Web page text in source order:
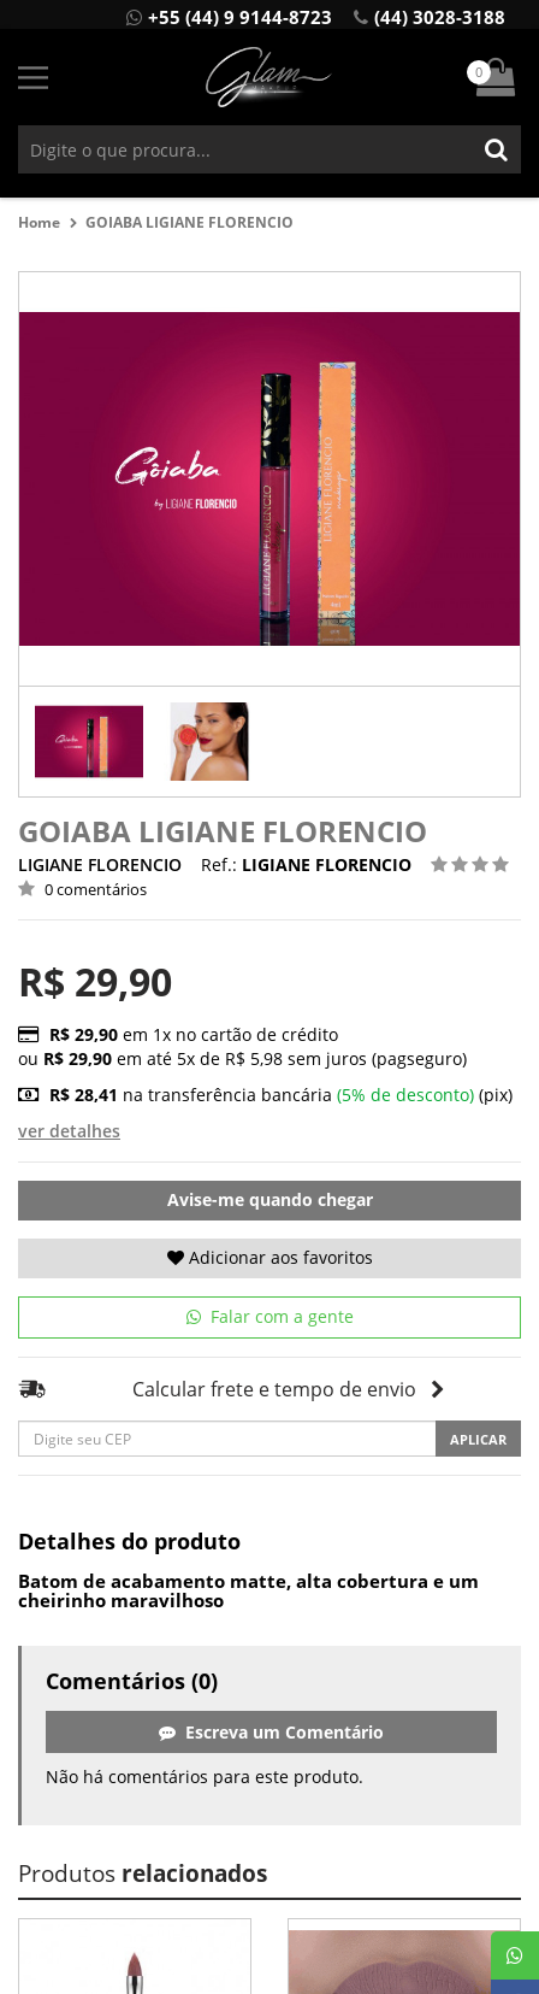
+55 (44) 9 9144-8723 (44) 3028-3188
0
Home GOIABA LIGIANE FLORENCIO
GOIABA LIGIANE FLORENCIO
LIGIANE FLORENCIO Ref.: LIGIANE FLORENCIO
0 comentários
R$ 29,90
R$ 29,90 em 1x no cartão de crédito
ou R$ 29,90 em até 5x de R$ 5,98 sem juros (pagseguro)
R$ 28,41 na transferência bancária (5% de desconto) (pix)
ver detalhes
Avise-me quando chegar
Adicionar aos favoritos
Falar com a gente
Calcular frete e tempo de envio
APLICAR
Detalhes do produto
Batom de acabamento matte, alta cobertura e um
cheirinho maravilhoso
Comentários (0)
Escreva um Comentário
Não há comentários para este produto.
Produtos relacionados